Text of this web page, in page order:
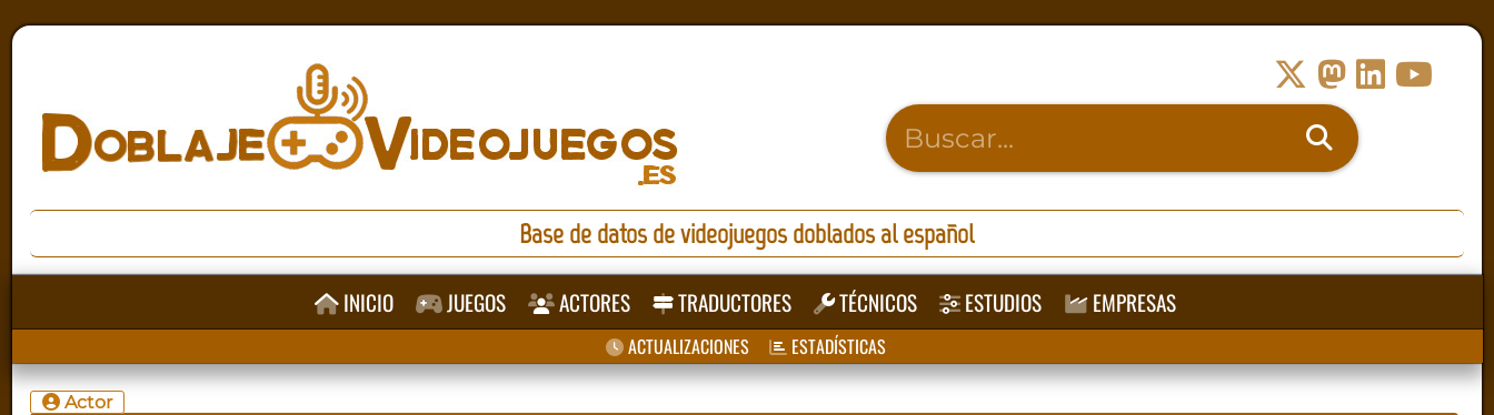
Base de datos de videojuegos doblados al español
INICIO JUEGOS ACTORES TRADUCTORES TÉCNICOS ESTUDIOS EMPRESAS
ACTUALIZACIONES ESTADÍSTICAS
Actor